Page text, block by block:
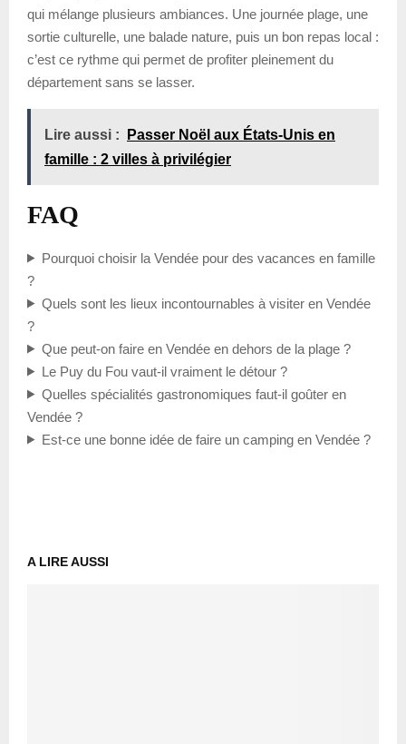
qui mélange plusieurs ambiances. Une journée plage, une
sortie culturelle, une balade nature, puis un bon repas local :
c’est ce rythme qui permet de profiter pleinement du
département sans se lasser.
Lire aussi :
Passer Noël aux États-Unis en
famille : 2 villes à privilégier
FAQ
Pourquoi choisir la Vendée pour des vacances en famille
?
Quels sont les lieux incontournables à visiter en Vendée
?
Que peut-on faire en Vendée en dehors de la plage ?
Le Puy du Fou vaut-il vraiment le détour ?
Quelles spécialités gastronomiques faut-il goûter en
Vendée ?
Est-ce une bonne idée de faire un camping en Vendée ?
A LIRE AUSSI